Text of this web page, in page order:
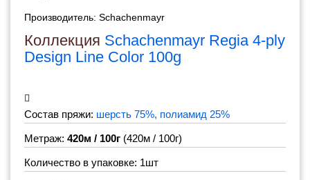
Производитель: Schachenmayr
Коллекция Schachenmayr Regia 4-ply
Design Line Color 100g
Состав пряжи: шерсть 75%, полиамид 25%
Метраж: 420м / 100г (420м / 100г)
Количество в упаковке: 1шт